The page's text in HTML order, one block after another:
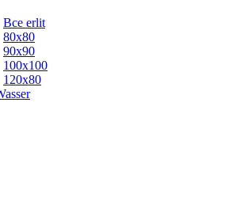
Все erlit
80x80
90x90
100x100
120x80